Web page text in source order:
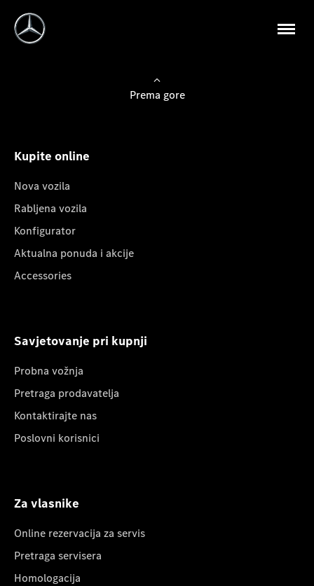
Prema gore
Kupite online
Nova vozila
Rabljena vozila
Konfigurator
Aktualna ponuda i akcije
Accessories
Savjetovanje pri kupnji
Probna vožnja
Pretraga prodavatelja
Kontaktirajte nas
Poslovni korisnici
Za vlasnike
Online rezervacija za servis
Pretraga servisera
Homologacija